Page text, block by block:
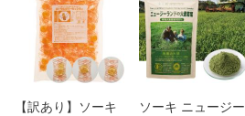
【訳あり】ソーキ
ソーキ ニュージー